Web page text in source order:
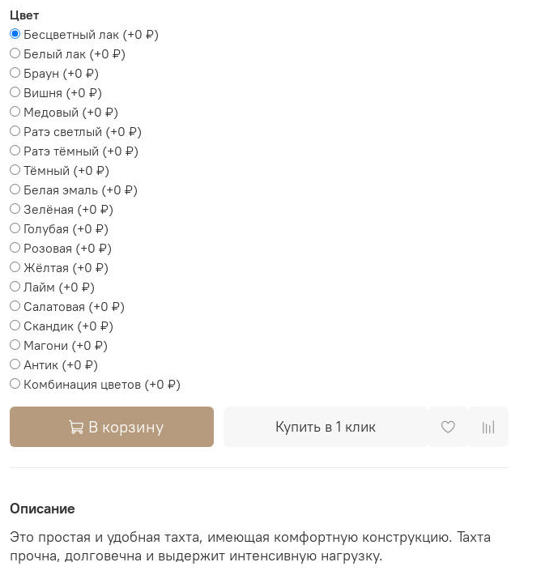
Цвет
Бесцветный лак (+0 ₽)
Белый лак (+0 ₽)
Браун (+0 ₽)
Вишня (+0 ₽)
Медовый (+0 ₽)
Ратэ светлый (+0 ₽)
Ратэ тёмный (+0 ₽)
Тёмный (+0 ₽)
Белая эмаль (+0 ₽)
Зелёная (+0 ₽)
Голубая (+0 ₽)
Розовая (+0 ₽)
Жёлтая (+0 ₽)
Лайм (+0 ₽)
Салатовая (+0 ₽)
Скандик (+0 ₽)
Магони (+0 ₽)
Антик (+0 ₽)
Комбинация цветов (+0 ₽)
В корзину Купить в 1 клик
Описание
Это простая и удобная тахта, имеющая комфортную конструкцию. Тахта
прочна, долговечна и выдержит интенсивную нагрузку.